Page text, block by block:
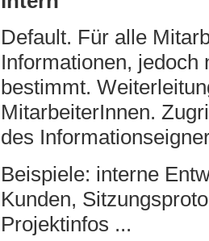
Default. Für alle
Informationen, jedoch
bestimmt.
MitarbeiterInnen.
des
Beispiele: interne
Kunden,
Projektinfos ...